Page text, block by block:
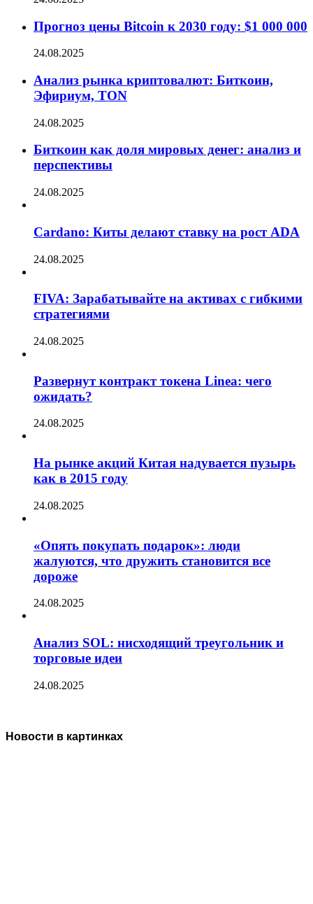
Прогноз цены Bitcoin к 2030 году: $1 000 000
24.08.2025
Анализ рынка криптовалют: Биткоин,
Эфириум, TON
24.08.2025
Биткоин как доля мировых денег: анализ и
перспективы
24.08.2025
Cardano: Киты делают ставку на рост ADA
24.08.2025
FIVA: Зарабатывайте на активах с гибкими
стратегиями
24.08.2025
Развернут контракт токена Linea: чего
ожидать?
24.08.2025
На рынке акций Китая надувается пузырь
как в 2015 году
24.08.2025
«Опять покупать подарок»: люди
жалуются, что дружить становится все
дороже
24.08.2025
Анализ SOL: нисходящий треугольник и
торговые идеи
24.08.2025
Новости в картинках